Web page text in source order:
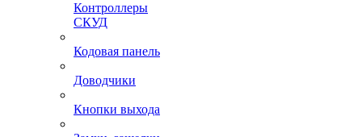
Контроллеры
СКУД
Кодовая панель
Доводчики
Кнопки выхода